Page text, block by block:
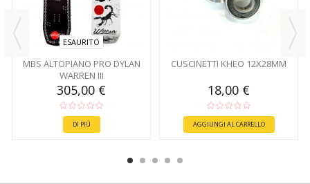
ESAURITO
MBS ALTOPIANO PRO DYLAN
WARREN III
305,00 €
DI PIÙ
CUSCINETTI KHEO 12X28MM
18,00 €
AGGIUNGI AL CARRELLO